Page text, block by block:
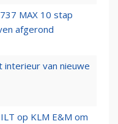
MAX 10 stap
afgerond
interieur van nieuwe
op KLM E&M om